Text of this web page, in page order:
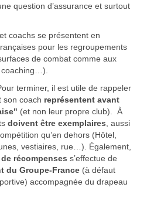
une question d’assurance et surtout
coachs se présentent en
pour les regroupements
de combat comme aux
terminer, il est utile de rappeler
son coach représentent avant
(et non leur propre club). À
doivent être exemplaires , aussi
qu’en dehors (Hôtel,
vestiaires, rue…). Également,
récompenses s’effectue de
du Groupe-France (à défaut
accompagnée du drapeau